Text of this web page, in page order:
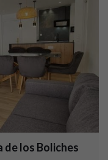
de los Boliches